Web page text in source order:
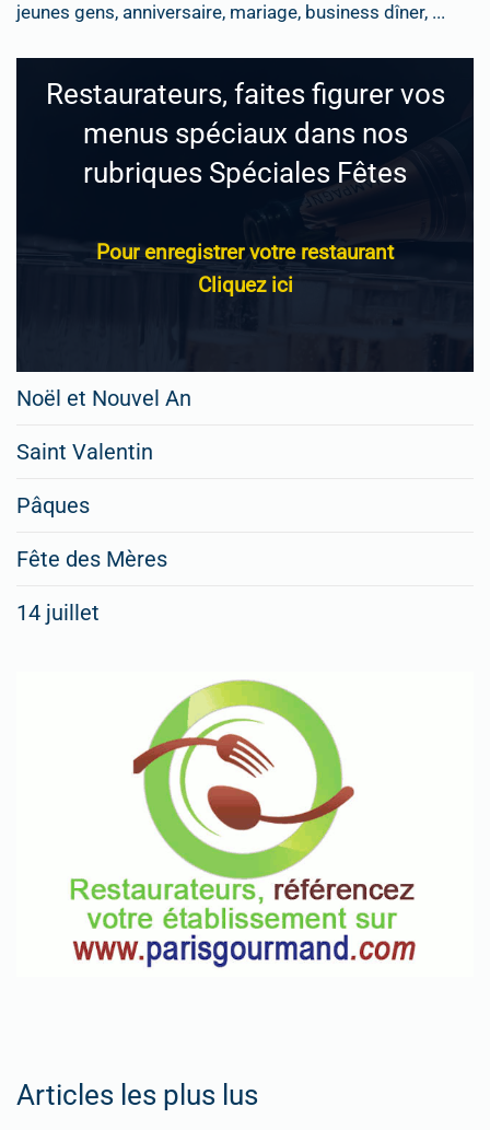
jeunes gens, anniversaire, mariage, business dîner, ...
Restaurateurs, faites figurer vos
menus spéciaux dans nos
rubriques Spéciales Fêtes
Pour enregistrer votre restaurant
Cliquez ici
Noël et Nouvel An
Saint Valentin
Pâques
Fête des Mères
14 juillet
Articles les plus lus